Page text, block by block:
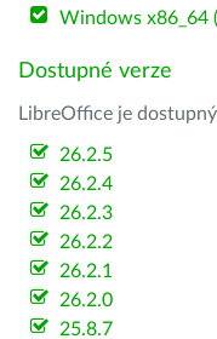
Windows x86_64
Dostupné verze
LibreOffice je
26.2.5
26.2.4
26.2.3
26.2.2
26.2.1
26.2.0
25.8.7